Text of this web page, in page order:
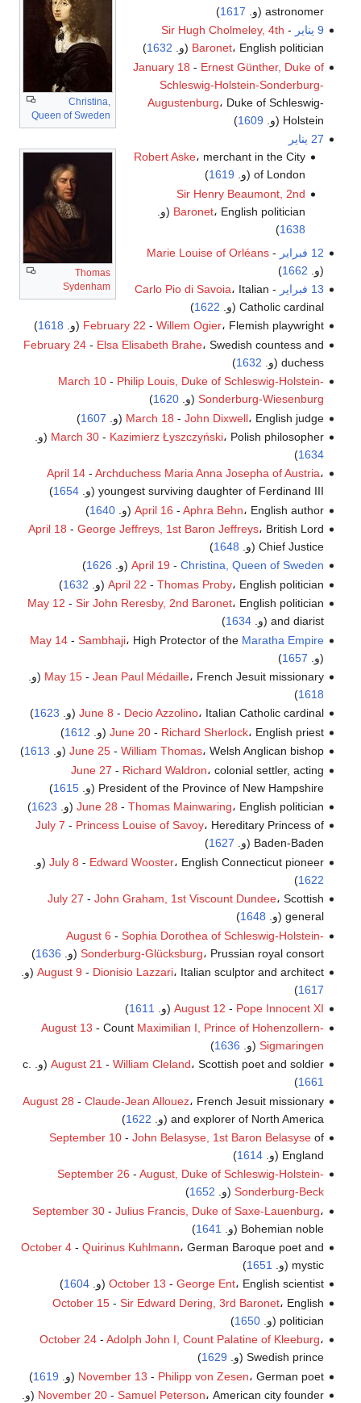
Christina,
Queen of Sweden
Thomas
Sydenham
astronomer (و.
1617
)
9 يناير
-
Sir Hugh Cholmeley, 4th
Baronet، English politician (و. 1632
)
January 18 - Ernest Günther, Duke of
Schleswig-Holstein-Sonderburg-
Augustenburg، Duke of Schleswig-
Holstein (و.
1609
)
27 يناير
Robert Aske، merchant in the City
of London (و.
1619
)
Sir Henry Beaumont, 2nd
Baronet، English politician (و.
1638
)
12 فبراير
-
Marie Louise of Orléans
(و. 1662
)
13 فبراير
-
Carlo Pio di Savoia، Italian
Catholic cardinal (و.
1622
)
February 22 - Willem Ogier، Flemish playwright (و. 1618
)
February 24- Elsa Elisabeth Brahe، Swedish countess and
duchess (و.
1632
)
March 10- Philip Louis, Duke of Schleswig-Holstein-
Sonderburg-Wiesenburg (و.1620
)
March 18 - John Dixwell، English judge (و. 1607
)
March 30- Kazimierz Łyszczyński، Polish philosopher (و.
1634
)
April 14- Archduchess Maria Anna Josepha of Austria،
youngest surviving daughter of Ferdinand III (و.
1654
)
April 16 - Aphra Behn، English author (و. 1640
)
April 18 - George Jeffreys, 1st Baron Jeffreys، British Lord
Chief Justice (و.
1648
)
April 19 - Christina, Queen of Sweden (و. 1626
)
April 22 - Thomas Proby، English politician (و. 1632
)
May 12 - Sir John Reresby, 2nd Baronet، English politician
and diarist (و.
1634
)
May 14- Sambhaji، High Protector of the Maratha Empire
(و. 1657
)
May 15- Jean Paul Médaille، French Jesuit missionary (و.
1618
)
June 8 - Decio Azzolino، Italian Catholic cardinal (و. 1623
)
June 20- Richard Sherlock، English priest (و. 1612
)
June 25- William Thomas، Welsh Anglican bishop (و. 1613
)
June 27 - Richard Waldron، colonial settler, acting
President of the Province of New Hampshire (و.
1615
)
June 28 - Thomas Mainwaring، English politician (و. 1623
)
July 7 - Princess Louise of Savoy، Hereditary Princess of
Baden-Baden (و.
1627
)
July 8 - Edward Wooster، English Connecticut pioneer (و.
1622
)
July 27 - John Graham, 1st Viscount Dundee، Scottish
general (و.
1648
)
August 6 - Sophia Dorothea of Schleswig-Holstein-
Sonderburg-Glücksburg، Prussian royal consort (و. 1636
)
August 9 - Dionisio Lazzari، Italian sculptor and architect (و.
1617
)
August 12 - Pope Innocent XI (و. 1611
)
August 13 - Count Maximilian I, Prince of Hohenzollern-
Sigmaringen (و. 1636
)
August 21 - William Cleland، Scottish poet and soldier (و. c.
1661
)
August 28 - Claude-Jean Allouez، French Jesuit missionary
and explorer of North America (و.
1622
)
September 10- John Belasyse, 1st Baron Belasyseof
England (و.
1614
)
September 26 - August, Duke of Schleswig-Holstein-
Sonderburg-Beck (و. 1652
)
September 30- Julius Francis, Duke of Saxe-Lauenburg،
Bohemian noble (و.
1641
)
October 4- Quirinus Kuhlmann، German Baroque poet and
mystic (و.
1651
)
October 13 - George Ent، English scientist (و. 1604
)
October 15- Sir Edward Dering, 3rd Baronet، English
politician (و.
1650
)
October 24- Adolph John I, Count Palatine of Kleeburg،
Swedish prince (و.
1629
)
November 13 - Philipp von Zesen، German poet (و. 1619
)
November 20- Samuel Peterson، American city founder (و.